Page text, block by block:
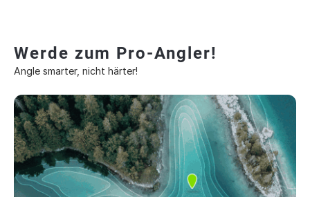
Werde zum Pro-Angler!
Angle smarter, nicht härter!